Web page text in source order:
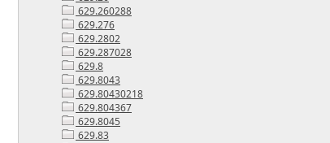
629.260288
629.276
629.2802
629.287028
629.8
629.8043
629.80430218
629.804367
629.8045
629.83